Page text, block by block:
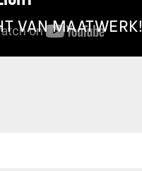
VAN MAATWERK!